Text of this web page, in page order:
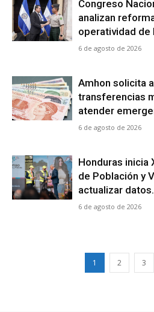
Congreso
analizan
operatividad de
6 de agosto de 2026
Amhon solicita
transferencias
atender
6 de agosto de 2026
Honduras inicia
de Población y
actualizar
6 de agosto de 2026
1 2 3